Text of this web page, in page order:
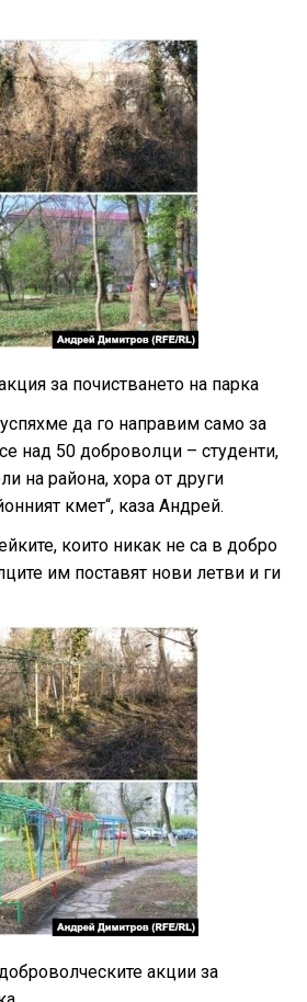
за почистването на парка
да го направим само за
над 50 доброволци – студенти,
на района, хора от други
кмет“, каза Андрей.
които никак не са в добро
им поставят нови летви и ги
акции за